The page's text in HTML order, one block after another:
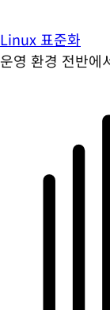
Linux 표준화
운영 환경 전반에